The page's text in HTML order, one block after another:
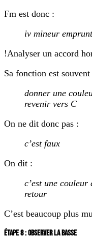
Fm est donc :
iv mineur
!Analyser un accord
Sa fonction est
donner une
revenir vers C
On ne dit donc pas :
c’est faux
On dit :
c’est une
retour
C’est beaucoup plus
ÉTAPE 8 : OBSERVER LA BASSE